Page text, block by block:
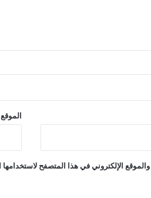
الإلكتروني في هذا المتصفح لاستخدامها